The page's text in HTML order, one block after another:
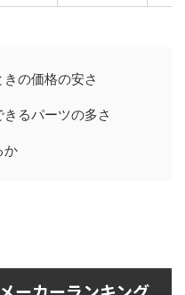
の価格の安さ
るパーツの多さ
か